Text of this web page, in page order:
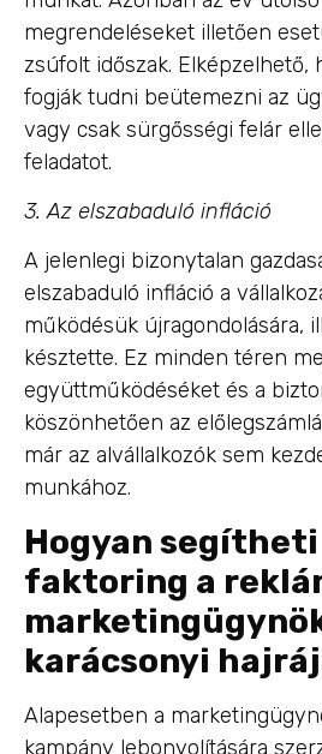
megrendeléseket illetően
zsúfolt időszak. Elképzelhető,
fogják tudni beütemezni az
vagy csak sürgősségi felár
feladatot.
3. Az elszabaduló infláció
A jelenlegi bizonytalan
elszabaduló infláció a
működésük újragondolására,
késztette. Ez minden téren
együttműködéséket és a
köszönhetően az
már az alvállalkozók sem
munkához.
Hogyan
faktoring a
karácsonyi
Alapesetben a
kampány lebonyolítására